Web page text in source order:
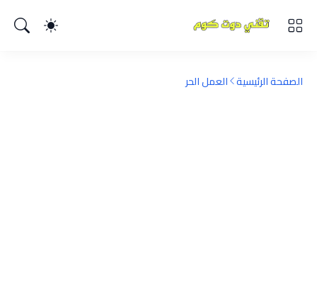
الصفحة الرئيسية العمل الحر